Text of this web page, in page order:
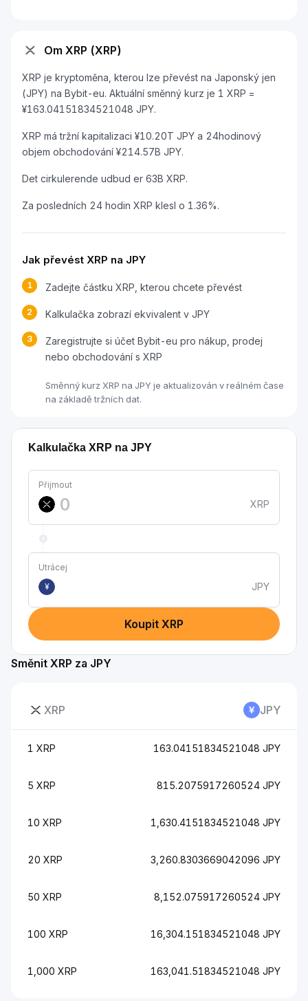
Om XRP (XRP)
XRP je kryptoměna, kterou lze převést na Japonský jen
(JPY) na Bybit-eu. Aktuální směnný kurz je 1 XRP =
¥163.04151834521048 JPY.
XRP má tržní kapitalizaci ¥10.20T JPY a 24hodinový
objem obchodování ¥214.57B JPY.
Det cirkulerende udbud er 63B XRP.
Za posledních 24 hodin XRP klesl o 1.36%.
Jak převést XRP na JPY
1 Zadejte částku XRP, kterou chcete převést
2 Kalkulačka zobrazí ekvivalent v JPY
3
Zaregistrujte si účet Bybit-eu pro nákup, prodej
nebo obchodování s XRP
Směnný kurz XRP na JPY je aktualizován v reálném čase
na základě tržních dat.
Kalkulačka XRP na JPY
Přijmout
XRP
Utrácej
¥
JPY
Koupit XRP
Směnit XRP za JPY
XRP JPY
1 XRP 163.04151834521048 JPY
5 XRP 815.2075917260524 JPY
10 XRP 1,630.4151834521048 JPY
20 XRP 3,260.8303669042096 JPY
50 XRP 8,152.075917260524 JPY
100 XRP 16,304.151834521048 JPY
1,000 XRP 163,041.51834521048 JPY